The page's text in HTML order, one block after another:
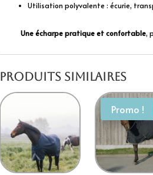
Utilisation polyvalente : écurie,
Une écharpe pratique et confortable,
Produits similaires
Promo !